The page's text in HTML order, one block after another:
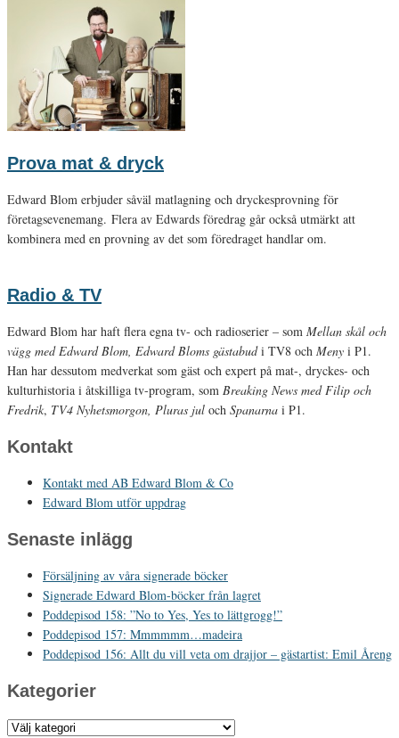
Prova mat & dryck
Edward Blom erbjuder såväl matlagning och dryckesprovning för
företagsevenemang. Flera av Edwards föredrag går också utmärkt att
kombinera med en provning av det som föredraget handlar om.
Radio & TV
Edward Blom har haft flera egna tv- och radioserier – som Mellan skål och
vägg med Edward Blom, Edward Bloms gästabudi TV8 och Meny i P1.
Han har dessutom medverkat som gäst och expert på mat-, dryckes- och
kulturhistoria i åtskilliga tv-program, som Breaking News med Filip och
Fredrik, TV4 Nyhetsmorgon, Pluras jul och Spanarna i P1.
Kontakt
Kontakt med AB Edward Blom & Co
Edward Blom utför uppdrag
Senaste inlägg
Försäljning av våra signerade böcker
Signerade Edward Blom-böcker från lagret
Poddepisod 158: ”No to Yes, Yes to lättgrogg!”
Poddepisod 157: Mmmmmm…madeira
Poddepisod 156: Allt du vill veta om drajjor – gästartist: Emil Åreng
Kategorier
Kategorier